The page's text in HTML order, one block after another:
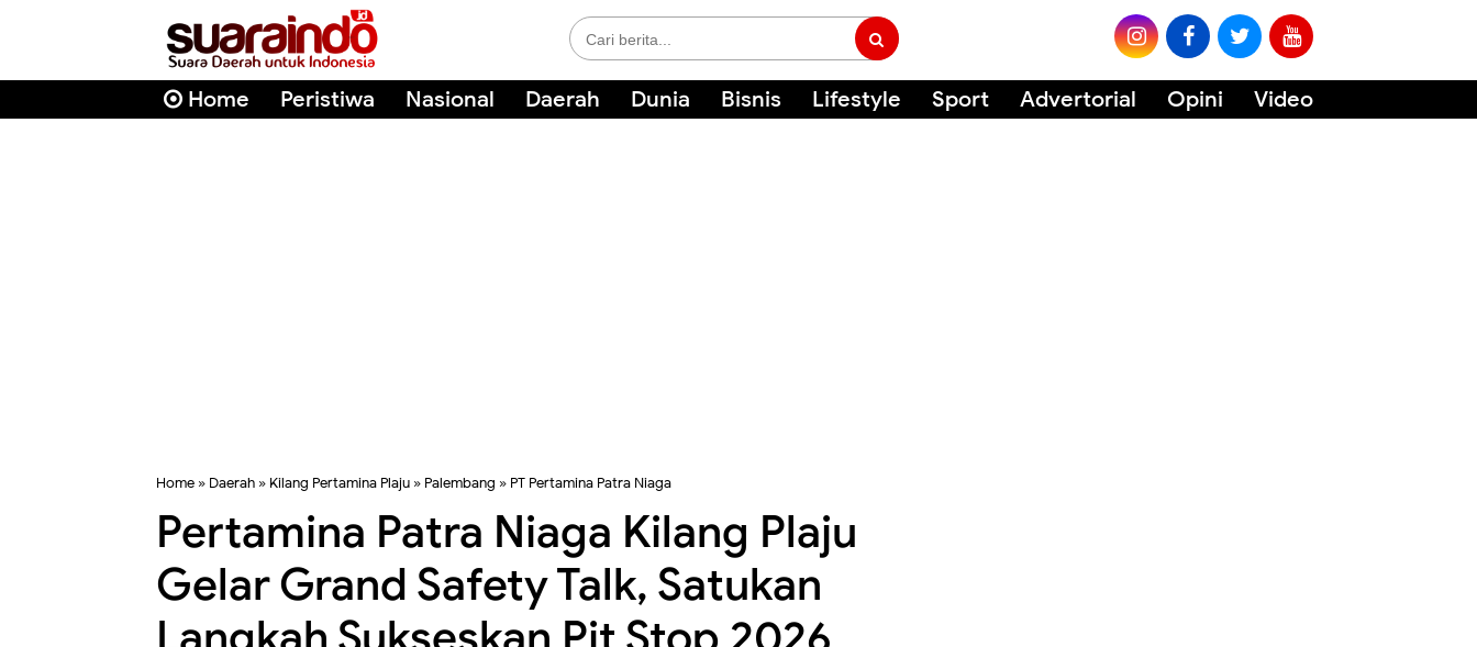
Home Peristiwa Nasional Daerah Dunia Bisnis Lifestyle Sport Advertorial Opini Video
Home » Daerah » Kilang Pertamina Plaju » Palembang » PT Pertamina Patra Niaga
Pertamina Patra Niaga Kilang Plaju
Gelar Grand Safety Talk, Satukan